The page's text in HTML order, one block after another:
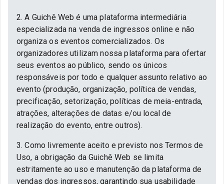
2. A Guichê Web é uma plataforma intermediária
especializada na venda de ingressos online e não
organiza os eventos comercializados. Os
organizadores utilizam nossa plataforma para ofertar
seus eventos ao público, sendo os únicos
responsáveis por todo e qualquer assunto relativo ao
evento (produção, organização, política de vendas,
precificação, setorização, políticas de meia-entrada,
atrações, alterações de datas e/ou local de
realização do evento, entre outros).
3. Como livremente aceito e previsto nos Termos de
Uso, a obrigação da Guichê Web se limita
estritamente ao uso e manutenção da plataforma de
vendas dos ingressos, garantindo sua usabilidade